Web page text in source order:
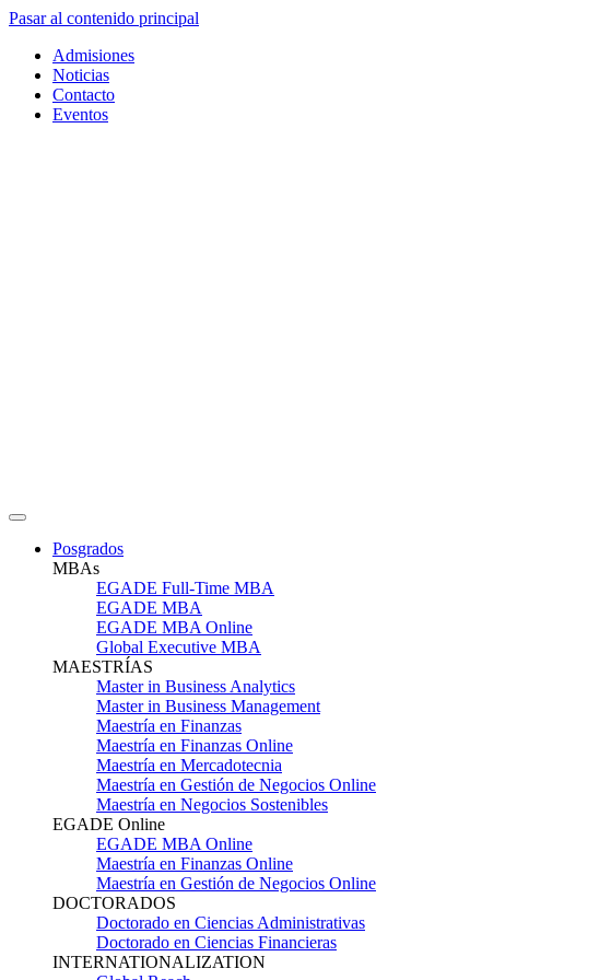
Pasar al contenido principal
Admisiones
Noticias
Contacto
Eventos
Posgrados
MBAs
EGADE Full-Time MBA
EGADE MBA
EGADE MBA Online
Global Executive MBA
MAESTRÍAS
Master in Business Analytics
Master in Business Management
Maestría en Finanzas
Maestría en Finanzas Online
Maestría en Mercadotecnia
Maestría en Gestión de Negocios Online
Maestría en Negocios Sostenibles
EGADE Online
EGADE MBA Online
Maestría en Finanzas Online
Maestría en Gestión de Negocios Online
DOCTORADOS
Doctorado en Ciencias Administrativas
Doctorado en Ciencias Financieras
INTERNATIONALIZATION